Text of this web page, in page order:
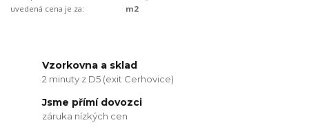
uvedená cena je za:
m2
Vzorkovna a sklad
2 minuty z D5 (exit Cerhovice)
Jsme přímí dovozci
záruka nízkých cen